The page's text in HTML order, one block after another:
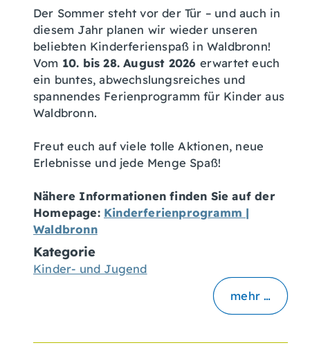
Der Sommer steht vor der Tür – und auch in
diesem Jahr planen wir wieder unseren
beliebten Kinderferienspaß in Waldbronn!
Vom 10. bis 28. August 2026 erwartet euch
ein buntes, abwechslungsreiches und
spannendes Ferienprogramm für Kinder aus
Waldbronn.
Freut euch auf viele tolle Aktionen, neue
Erlebnisse und jede Menge Spaß!
Nähere Informationen finden Sie auf der
Homepage: Kinderferienprogramm |
Waldbronn
Kategorie
Kinder- und Jugend
mehr …